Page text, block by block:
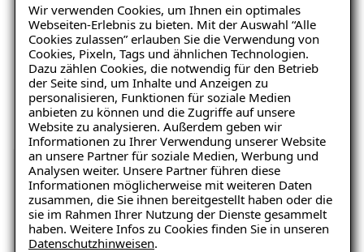
Wir verwenden Cookies, um Ihnen ein optimales
Webseiten-Erlebnis zu bieten. Mit der Auswahl “Alle
Cookies zulassen” erlauben Sie die Verwendung von
Cookies, Pixeln, Tags und ähnlichen Technologien.
Dazu zählen Cookies, die notwendig für den Betrieb
der Seite sind, um Inhalte und Anzeigen zu
personalisieren, Funktionen für soziale Medien
anbieten zu können und die Zugriffe auf unsere
Website zu analysieren. Außerdem geben wir
Informationen zu Ihrer Verwendung unserer Website
an unsere Partner für soziale Medien, Werbung und
Analysen weiter. Unsere Partner führen diese
Informationen möglicherweise mit weiteren Daten
zusammen, die Sie ihnen bereitgestellt haben oder die
sie im Rahmen Ihrer Nutzung der Dienste gesammelt
haben. Weitere Infos zu Cookies finden Sie in unseren
Datenschutzhinweisen.
Was dich erwartet